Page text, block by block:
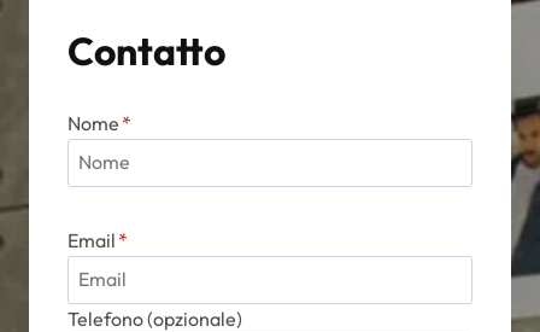
Contatto
Nome *
Email *
Telefono (opzionale)